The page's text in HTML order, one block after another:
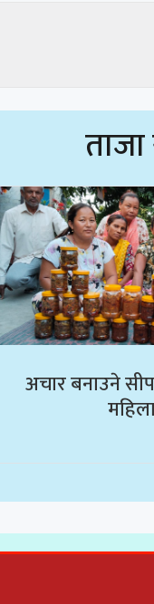
अचार बनाउने